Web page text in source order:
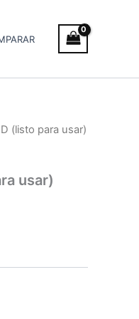
(listo para usar)
usar)